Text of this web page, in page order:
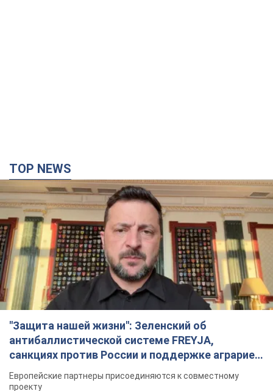
TOP NEWS
"Защита нашей жизни": Зеленский об
антибаллистической системе FREYJA,
санкциях против России и поддержке аграриев.
Видео
Европейские партнеры присоединяются к совместному
проекту